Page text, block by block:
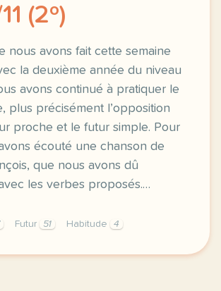
(2º)
nous avons fait cette semaine
la deuxième année du niveau
avons continué à pratiquer le
plus précisément l’opposition
proche et le futur simple. Pour
écouté une chanson de
que nous avons dû
les verbes proposés.…
Futur 51 Habitude 4
nous avons fait cette semaine en